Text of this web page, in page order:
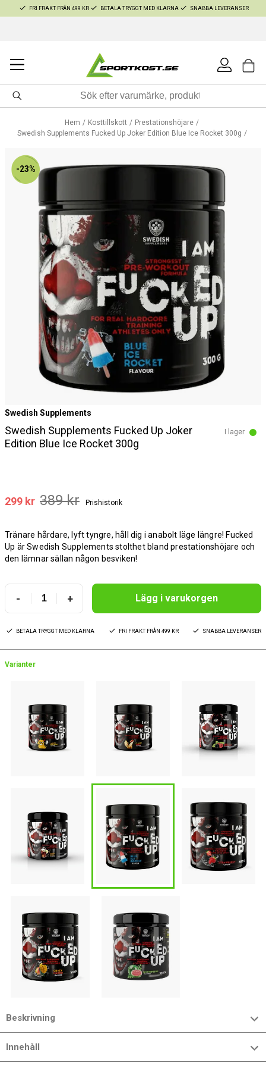
FRI FRAKT FRÅN 499 KR BETALA TRYGGT MED KLARNA SNABBA LEVERANSER
Hem Kosttillskott
Prestationshöjare
Swedish Supplements Fucked Up Joker Edition Blue Ice Rocket 300g
-23%
Swedish Supplements
Swedish Supplements Fucked Up Joker
Edition Blue Ice Rocket 300g
I lager
299 kr 389 kr Prishistorik
Tränare hårdare, lyft tyngre, håll dig i anabolt läge längre! Fucked
Up är Swedish Supplements stolthet bland prestationshöjare och
den lämnar sällan någon besviken!
- + Lägg i varukorgen
BETALA TRYGGT MED KLARNA FRI FRAKT FRÅN 499 KR SNABBA LEVERANSER
Varianter
Beskrivning
Innehåll